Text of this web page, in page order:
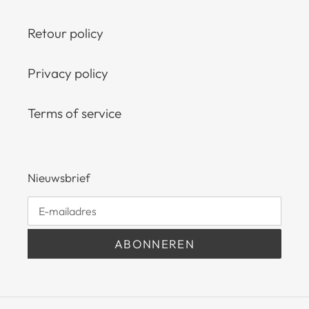
Retour policy
Privacy policy
Terms of service
Nieuwsbrief
ABONNEREN